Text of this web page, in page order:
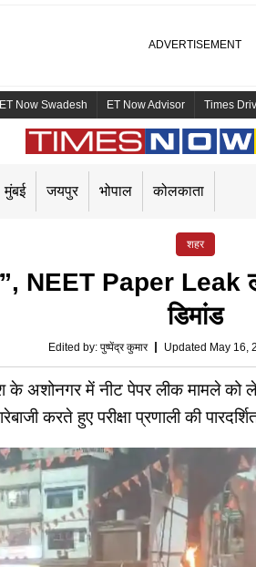
ET Now Swadesh ET Now Advisor Times
मुंबई जयपुर भोपाल कोलकाता
शहर
NEET Paper Leak
डिमांड
Edited by: पुष्पेंद्र कुमार Updated May 16,
में नीट पेपर लीक मामले को
करते हुए परीक्षा प्रणाली की